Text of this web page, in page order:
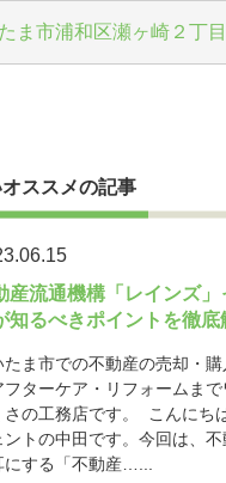
ま市浦和区瀬ヶ崎２丁目
ススメの記事
産流通機構「レインズ」
知るべきポイントを徹底
たま市での不動産の売却・
フターケア・リフォームま
さの工務店です。 こんにち
ントの中田です。今回は、不
にする「不動産…...